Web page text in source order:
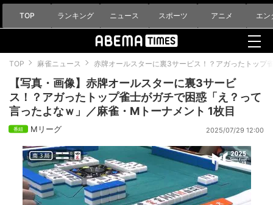
TOP ランキング ニュース スポーツ アニメ エン
TOP 麻雀ニュース 赤牌オールスターに裏3サービス！？アガったトップ
【写真・画像】赤牌オールスターに裏3サービ
ス！？アガったトップ雀士がガチで困惑「え？って
言ったよなｗ」／麻雀・Mトーナメント 1枚目
Mリーグ 2025/07/29 12:00